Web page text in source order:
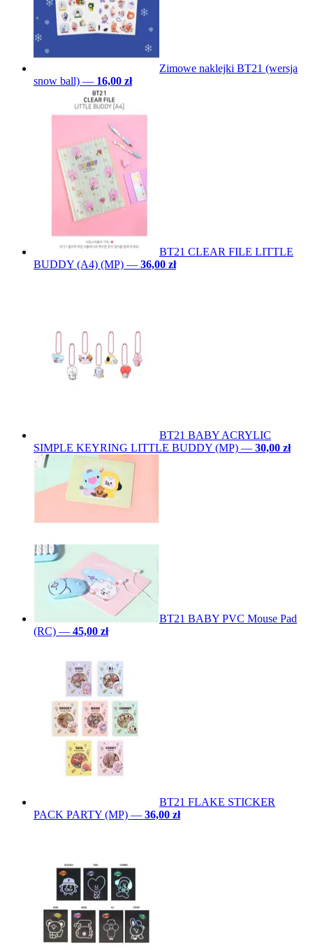
Zimowe naklejki BT21 (wersja
snow ball) — 16,00 zł
BT21 CLEAR FILE LITTLE
BUDDY (A4) (MP) — 36,00 zł
BT21 BABY ACRYLIC
SIMPLE KEYRING LITTLE BUDDY (MP) — 30,00 zł
BT21 BABY PVC Mouse Pad
(RC) — 45,00 zł
BT21 FLAKE STICKER
PACK PARTY (MP) — 36,00 zł